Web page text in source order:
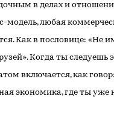
в делах и
модель, любая
Как в пословице: «Не
Когда ты следуешь
включается, как
экономика, где ты уже